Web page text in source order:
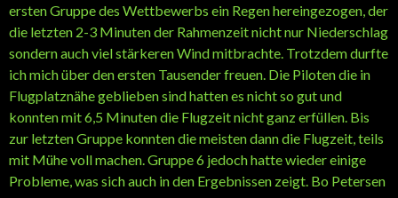
ersten Gruppe des Wettbewerbs ein Regen hereingezogen, der
die letzten 2-3 Minuten der Rahmenzeit nicht nur Niederschlag
sondern auch viel stärkeren Wind mitbrachte. Trotzdem durfte
ich mich über den ersten Tausender freuen. Die Piloten die in
Flugplatznähe geblieben sind hatten es nicht so gut und
konnten mit 6,5 Minuten die Flugzeit nicht ganz erfüllen. Bis
zur letzten Gruppe konnten die meisten dann die Flugzeit, teils
mit Mühe voll machen. Gruppe 6 jedoch hatte wieder einige
Probleme, was sich auch in den Ergebnissen zeigt. Bo Petersen